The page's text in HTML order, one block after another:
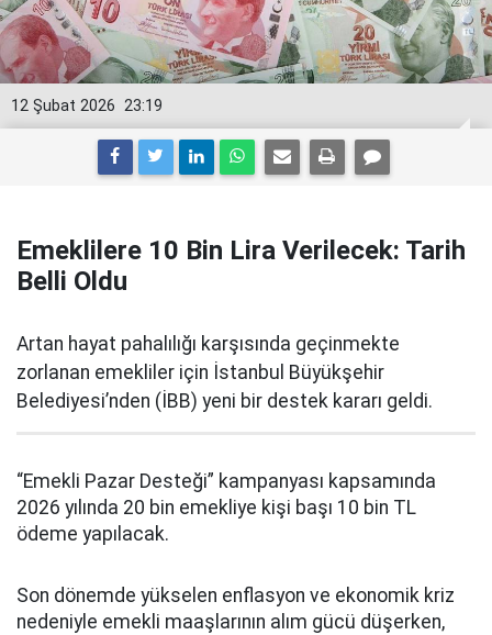
23:19
12 Şubat 2026
Emeklilere 10 Bin Lira Verilecek: Tarih
Belli Oldu
Artan hayat pahalılığı karşısında geçinmekte
zorlanan emekliler için İstanbul Büyükşehir
Belediyesi’nden (İBB) yeni bir destek kararı geldi.
“Emekli Pazar Desteği” kampanyası kapsamında
2026 yılında 20 bin emekliye kişi başı 10 bin TL
ödeme yapılacak.
Son dönemde yükselen enflasyon ve ekonomik kriz
nedeniyle emekli maaşlarının alım gücü düşerken,